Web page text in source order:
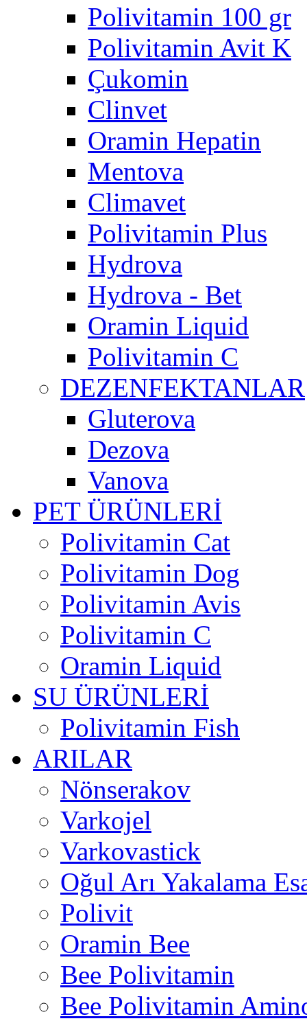
Polivitamin 100 gr
Polivitamin Avit K
Çukomin
Clinvet
Oramin Hepatin
Mentova
Climavet
Polivitamin Plus
Hydrova
Hydrova - Bet
Oramin Liquid
Polivitamin C
DEZENFEKTANLAR
Gluterova
Dezova
Vanova
PET ÜRÜNLERİ
Polivitamin Cat
Polivitamin Dog
Polivitamin Avis
Polivitamin C
Oramin Liquid
SU ÜRÜNLERİ
Polivitamin Fish
ARILAR
Nönserakov
Varkojel
Varkovastick
Oğul Arı Yakalama
Polivit
Oramin Bee
Bee Polivitamin
Bee Polivitamin